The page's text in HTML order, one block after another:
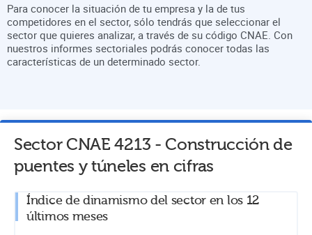
Para conocer la situación de tu empresa y la de tus
competidores en el sector, sólo tendrás que seleccionar el
sector que quieres analizar, a través de su código CNAE. Con
nuestros informes sectoriales podrás conocer todas las
características de un determinado sector.
Sector CNAE4213 -Construcción de
puentes y túneles en cifras
Índice de dinamismo del sector en los 12
últimos meses